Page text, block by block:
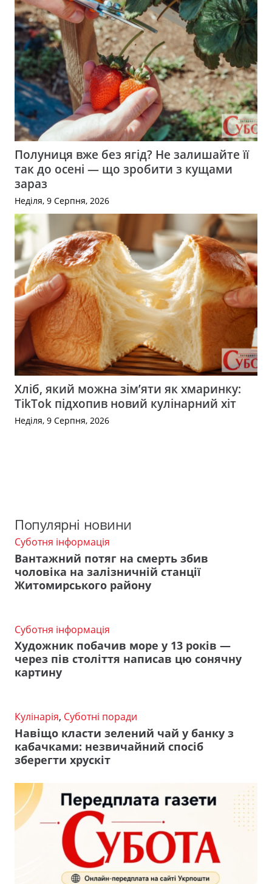
Полуниця вже без ягід? Не залишайте її
так до осені — що зробити з кущами
зараз
Неділя, 9 Серпня, 2026
Хліб, який можна зім’яти як хмаринку:
TikTok підхопив новий кулінарний хіт
Неділя, 9 Серпня, 2026
Популярні новини
Суботня інформація
Вантажний потяг на смерть збив
чоловіка на залізничній станції
Житомирського району
Суботня інформація
Художник побачив море у 13 років —
через пів століття написав цю сонячну
картину
Кулінарія, Суботні поради
Навіщо класти зелений чай у банку з
кабачками: незвичайний спосіб
зберегти хрускіт